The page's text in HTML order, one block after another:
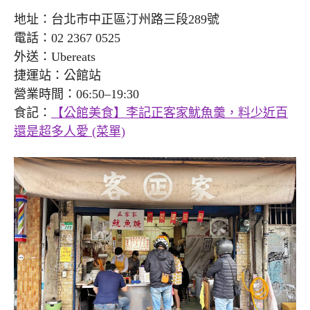
地址：台北市中正區汀州路三段289號
電話：02 2367 0525
外送：Ubereats
捷運站：公館站
營業時間：06:50–19:30
食記：
【公館美食】李記正客家魷魚羹，料少近百
還是超多人愛 (菜單)